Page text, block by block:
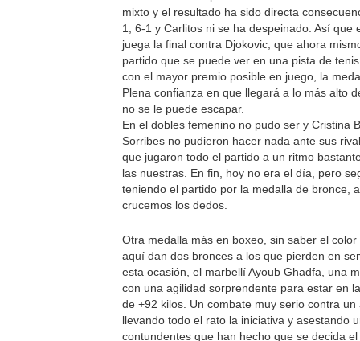
mixto y el resultado ha sido directa
1, 6-1 y Carlitos ni se ha despeinado. Así que
juega la final contra Djokovic, que ahora
partido que se puede ver en una pista de
con el mayor premio posible en juego, la
Plena confianza en que llegará a lo más alto
no se le puede escapar.
En el dobles femenino no pudo ser y Cristina
Sorribes no pudieron hacer nada ante sus
que jugaron todo el partido a un ritmo
las nuestras. En fin, hoy no era el día, pero
teniendo el partido por la medalla de bronce,
crucemos los dedos.
Otra medalla más en boxeo, sin saber el
aquí dan dos bronces a los que pierden en
esta ocasión, el marbellí Ayoub Ghadfa, una
con una agilidad sorprendente para estar en
de +92 kilos. Un combate muy serio contra un
llevando todo el rato la iniciativa y asestando
contundentes que han hecho que se decida